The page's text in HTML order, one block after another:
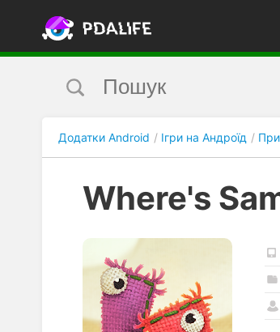
Додатки Android Ігри на Андроїд
Where's